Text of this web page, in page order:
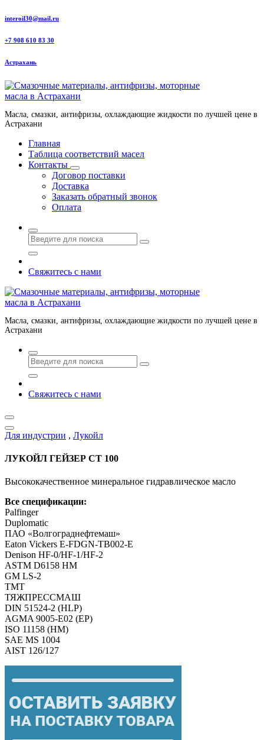
Перейти
содержанию
interoil30@mail.ru
+7 908 610 83 30
Астрахань
Масла, смазки, антифризы, охлаждающие жидкости по лучшей цене в
Астрахани
Главная
Таблица соответствий масел
Контакты
Договор поставки
Доставка
Заказать обратный звонок
Оплата
Свяжитесь с нами
Масла, смазки, антифризы, охлаждающие жидкости по лучшей цене в
Астрахани
Свяжитесь с нами
Для индустрии , Лукойл
ЛУКОЙЛ ГЕЙЗЕР СТ 100
Высококачественное минеральное гидравлическое масло
Все спецификации:
Palfinger
Duplomatic
ПАО «Волгограднефтемаш»
Eaton Vickers E-FDGN-TB002-E
Denison HF-0/HF-1/HF-2
ASTM D6158 HM
GM LS-2
TMT
ТЯЖПРЕССМАШ
DIN 51524-2 (HLP)
AGMA 9005-E02 (EP)
ISO 11158 (HM)
SAE MS 1004
AIST 126/127